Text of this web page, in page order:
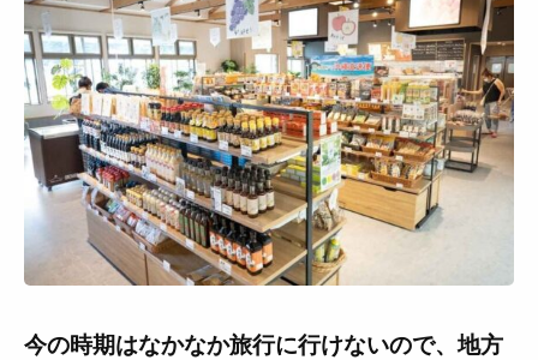
今の時期はなかなか旅行に行けないので、地方